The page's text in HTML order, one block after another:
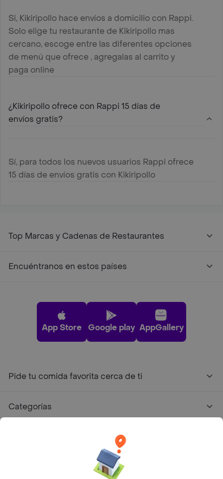
Si, Kikiripollo hace envíos a domicilio con Rappi.
Solo elige tu restaurante de Kikiripollo mas
cercano, escoge entre las diferentes opciones
de menú que ofrece , agregalas al carrito y
paga online
¿Kikiripollo ofrece con Rappi 15 días de
envíos gratis?
Sí, para todos los nuevos usuarios Rappi ofrece
15 días de envíos gratis con Kikiripollo
Top Marcas y Cadenas de Restaurantes
Encuéntranos en estos países
App Store Google play AppGallery
Pide tu comida favorita cerca de ti
Categorías